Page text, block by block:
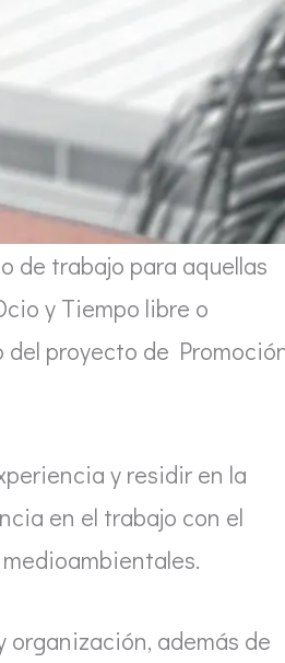
de trabajo para aquellas
y Tiempo libre o
proyecto de
y residir en la
en el trabajo con el
además de